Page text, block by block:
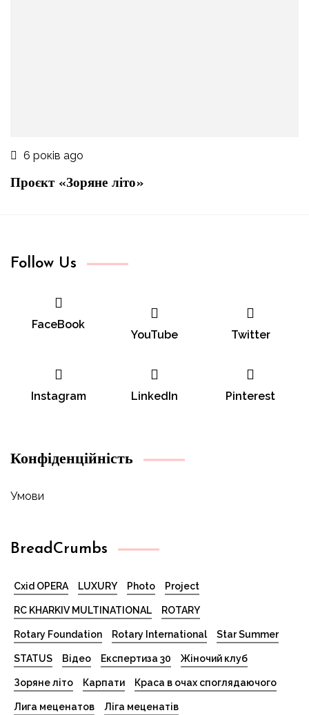
6 років ago
Проєкт «Зоряне літо»
Follow Us
FaceBook
YouTube Twitter
Instagram LinkedIn Pinterest
Конфіденційність
Умови
BreadCrumbs
Cxid OPERA LUXURY Photo Project
RC KHARKIV MULTINATIONAL ROTARY
Rotary Foundation Rotary International Star Summer
STATUS Відео Експертиза 30 Жіночий клуб
Зоряне літо Карпати Краса в очах споглядаючого
Лига меценатов Ліга меценатів